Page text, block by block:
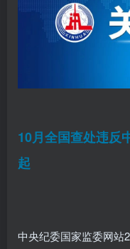
10月全国查处违反
起
中央纪委国家监委网站